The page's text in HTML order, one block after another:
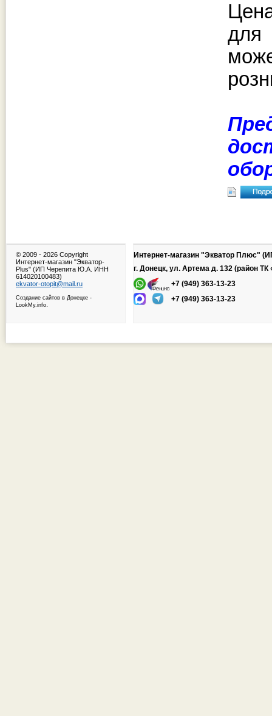
для
© 2009 - 2026 Copyright
Интернет-магазин "Экватор-
Plus" (ИП Черепита Ю.А. ИНН
614020100483)
ekvator-otopit@mail.ru
Создание сайтов в Донецке -
LookMy.info
Интернет-магазин "Экватор Плюс"
г. Донецк, ул. Артема д. 132 (район ТК
+7 (949) 363-13-23
+7 (949) 363-13-23